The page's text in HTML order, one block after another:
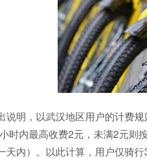
说明，以武汉地区用户的计费
时内最高收费2元，未满2元则
天内）。以此计算，用户仅骑行